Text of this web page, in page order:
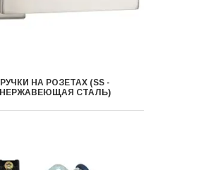
РУЧКИ НА РОЗЕТАХ (SS -
НЕРЖАВЕЮЩАЯ СТАЛЬ)